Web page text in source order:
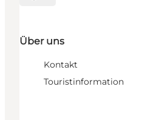
Über uns
Kontakt
Touristinformation